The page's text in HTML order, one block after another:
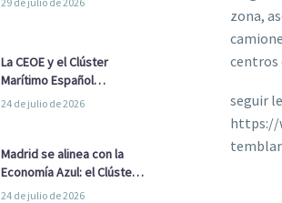
La CEOE y el Clúster
Marítimo Español
refuerzan su alianza para
24 de julio de 2026
Madrid se alinea con la
Economía Azul: el Clúster
Marítimo Español y la Real
24 de julio de 2026
zona,
centros
seguir
https://